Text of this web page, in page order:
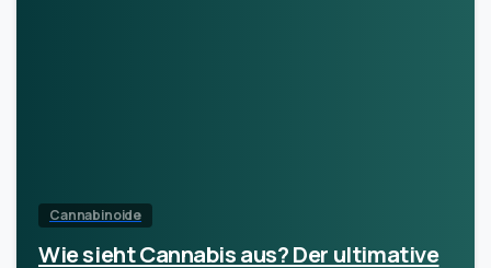
Cannabinoide
Wie sieht Cannabis aus? Der ultimative